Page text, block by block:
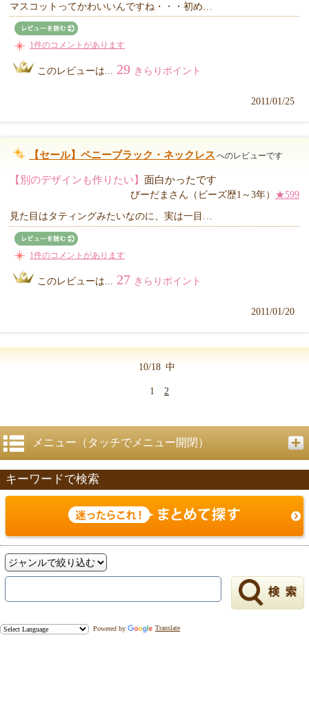
マスコットってかわいいんですね・・・初め…
1件のコメントがあります
このレビューは... 29 きらりポイント
2011/01/25
【セール】ペニーブラック・ネックレス へのレビューです
【別のデザインも作りたい】 面白かったです
びーだまさん（ビーズ歴1～3年） ★599
見た目はタティングみたいなのに、実は一目…
1件のコメントがあります
このレビューは... 27 きらりポイント
2011/01/20
10/18 中
1 2
メニュー（タッチでメニュー開閉）
キーワードで検索
Powered by Translate